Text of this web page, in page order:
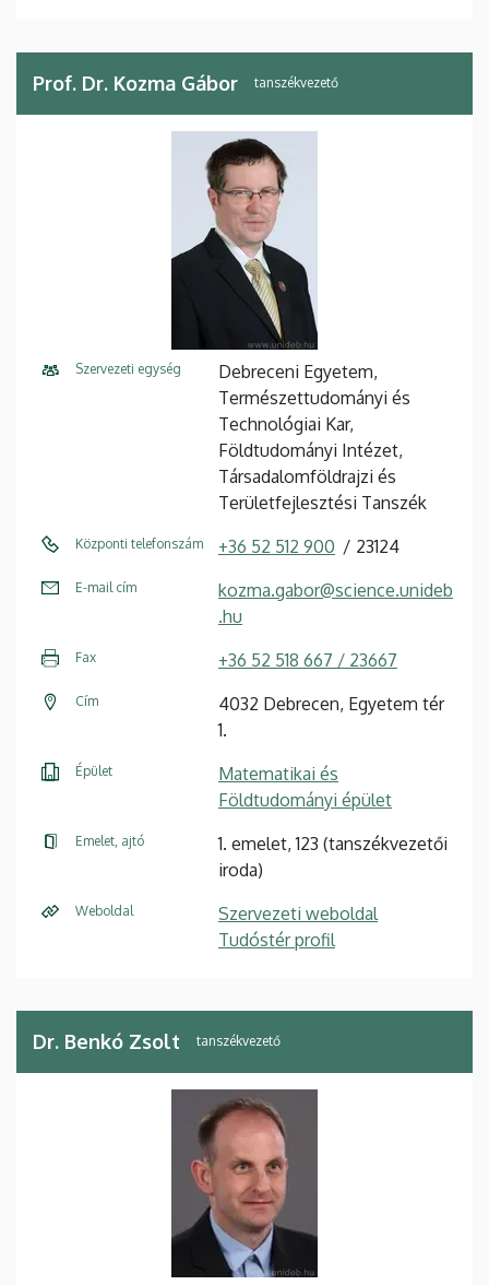
Prof. Dr. Kozma Gábor tanszékvezető
Szervezeti egység
Debreceni Egyetem,
Természettudományi és
Technológiai Kar,
Földtudományi Intézet,
Társadalomföldrajzi és
Területfejlesztési Tanszék
Központi telefonszám +36 52 512 900 23124
E-mail cím
kozma.gabor@science.unideb
.hu
Fax +36 52 518 667 / 23667
Cím
4032 Debrecen, Egyetem tér
1.
Épület
Matematikai és
Földtudományi épület
Emelet, ajtó
1. emelet, 123 (tanszékvezetői
iroda)
Weboldal
Szervezeti weboldal
Tudóstér profil
Dr. Benkó Zsolt tanszékvezető